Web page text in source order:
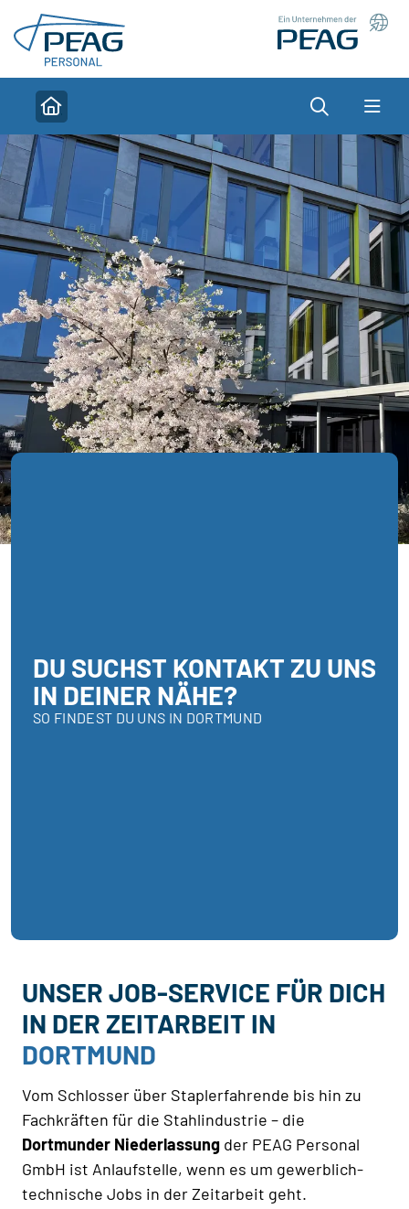
Direkt zu den Inhalten springen
Home
Suche
DU SUCHST KONTAKT ZU UNS
IN DEINER NÄHE?
SO FINDEST DU UNS IN DORTMUND
UNSER JOB-SERVICE FÜR DICH
IN DER ZEITARBEIT IN
DORTMUND
Vom Schlosser über Staplerfahrende bis hin zu
Fachkräften für die Stahlindustrie – die
Dortmunder Niederlassung der PEAG Personal
GmbH ist Anlaufstelle, wenn es um gewerblich-
technische Jobs in der Zeitarbeit geht.